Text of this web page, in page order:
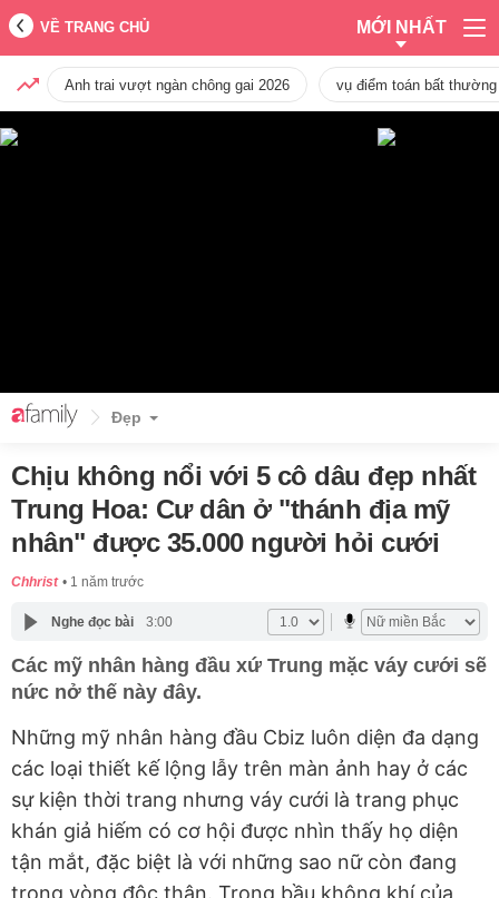
VỀ TRANG CHỦ MỚI NHẤT
Anh trai vượt ngàn chông gai 2026 vụ điểm toán bất
Đẹp
Chịu không nổi với 5 cô dâu đẹp nhất
Trung Hoa: Cư dân ở "thánh địa mỹ
nhân" được 35.000 người hỏi cưới
Chhrist 1 năm trước
Nghe đọc bài 3:00
Các mỹ nhân hàng đầu xứ Trung mặc váy cưới sẽ
nức nở thế này đây.
Những mỹ nhân hàng đầu Cbiz luôn diện đa dạng
các loại thiết kế lộng lẫy trên màn ảnh hay ở các
sự kiện thời trang nhưng váy cưới là trang phục
khán giả hiếm có cơ hội được nhìn thấy họ diện
tận mắt, đặc biệt là với những sao nữ còn đang
trong vòng độc thân. Trong bầu không khí của